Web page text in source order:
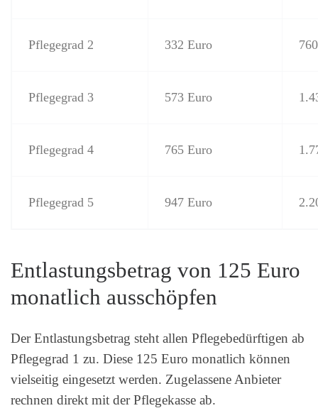
Pflegegrad 2 332 Euro
Pflegegrad 3 573 Euro
Pflegegrad 4 765 Euro
Pflegegrad 5 947 Euro
Entlastungsbetrag von 125 Euro
monatlich ausschöpfen
Der Entlastungsbetrag steht allen Pflegebedürftigen ab
Pflegegrad 1 zu. Diese 125 Euro monatlich können
vielseitig eingesetzt werden. Zugelassene Anbieter
rechnen direkt mit der Pflegekasse ab.